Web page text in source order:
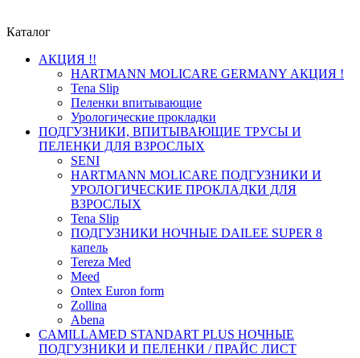
Каталог
АКЦИЯ !!
HARTMANN MOLICARE GERMANY АКЦИЯ !
Tena Slip
Пеленки впитывающие
Урологические прокладки
ПОДГУЗНИКИ, ВПИТЫВАЮЩИЕ ТРУСЫ И
ПЕЛЕНКИ ДЛЯ ВЗРОСЛЫХ
SENI
HARTMANN MOLICARE ПОДГУЗНИКИ И
УРОЛОГИЧЕСКИЕ ПРОКЛАДКИ ДЛЯ
ВЗРОСЛЫХ
Tena Slip
ПОДГУЗНИКИ НОЧНЫЕ DAILEE SUPER 8
капель
Tereza Med
Meed
Ontex Euron form
Zollina
Abena
CAMILLAMED STANDART PLUS НОЧНЫЕ
ПОДГУЗНИКИ И ПЕЛЕНКИ / ПРАЙС ЛИСТ